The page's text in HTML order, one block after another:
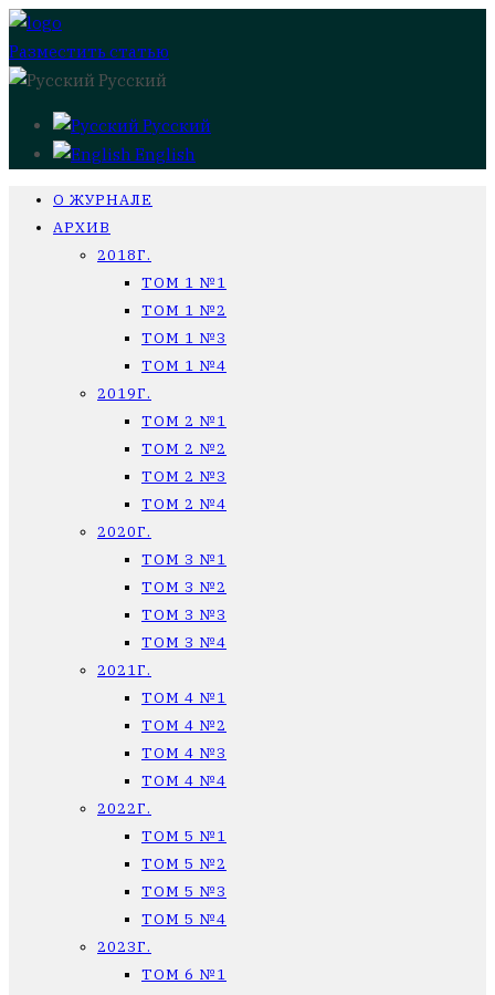
Разместить статью
Русский
Русский
English
О ЖУРНАЛЕ
АРХИВ
2018Г.
ТОМ 1 №1
ТОМ 1 №2
ТОМ 1 №3
ТОМ 1 №4
2019Г.
ТОМ 2 №1
ТОМ 2 №2
ТОМ 2 №3
ТОМ 2 №4
2020Г.
ТОМ 3 №1
ТОМ 3 №2
ТОМ 3 №3
ТОМ 3 №4
2021Г.
ТОМ 4 №1
ТОМ 4 №2
ТОМ 4 №3
ТОМ 4 №4
2022Г.
ТОМ 5 №1
ТОМ 5 №2
ТОМ 5 №3
ТОМ 5 №4
2023Г.
ТОМ 6 №1